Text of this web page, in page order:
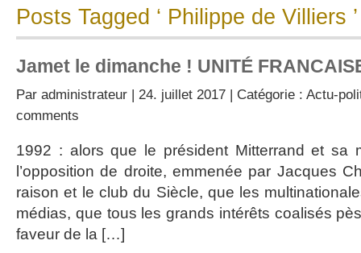
Posts Tagged ‘ Philippe de Villiers ’
Jamet le dimanche ! UNITÉ
Par administrateur | 24. juillet 2017 | Catégorie : Actu-
comments
1992 : alors que le président Mitterrand et sa
l’opposition de droite, emmenée par Jacques
raison et le club du Siècle, que les
médias, que tous les grands intérêts coalisés
faveur de la […]